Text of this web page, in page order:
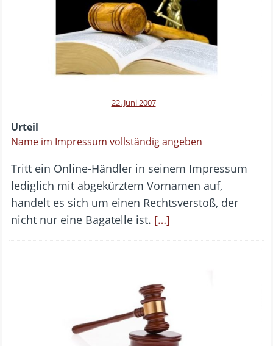
22. Juni 2007
Urteil
Name im Impressum vollständig angeben
Tritt ein Online-Händler in seinem Impressum
lediglich mit abgekürztem Vornamen auf,
handelt es sich um einen Rechtsverstoß, der
nicht nur eine Bagatelle ist. […]